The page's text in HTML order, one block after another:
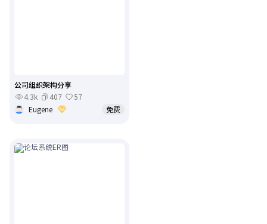
公司组织架构分享
4.3k
407
57
Eugene
免费